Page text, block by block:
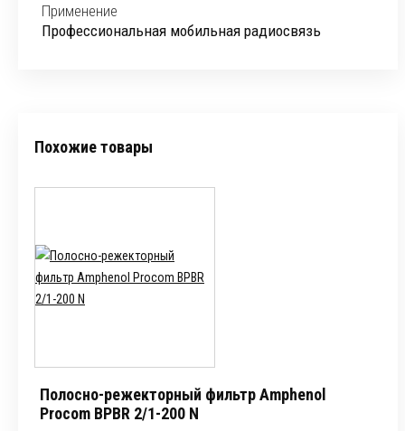
Применение
Профессиональная мобильная радиосвязь
Похожие товары
Полосно-режекторный фильтр Amphenol
Procom BPBR 2/1-200 N